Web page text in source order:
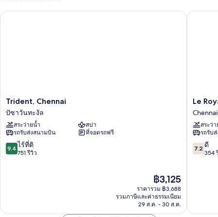
KING
Trident,
Chennai
ปัซา
วัน
ทะ
งัล
Trident, Chennai
ปัซาวันทะงัล
สระว่ายน้ำ
สปา
รถรับส่งสนามบิน
ที่จอดรถฟรี
9.4
จาก
9.4 ไร้ที่ติ
751 รีวิว
ราคา
ปัจจุบัน
คือ
฿3,125
฿3,125
ราคารวม ฿3,688
รวมภาษีและค่าธรรมเนียม
29 ส.ค. - 30 ส.ค.
Trident, Chennai
Le
Royal
Chennai
Chennai
Le
Chennai
สระว่
รถรับ
7.2
จาก
7.2 ดี
354
Le